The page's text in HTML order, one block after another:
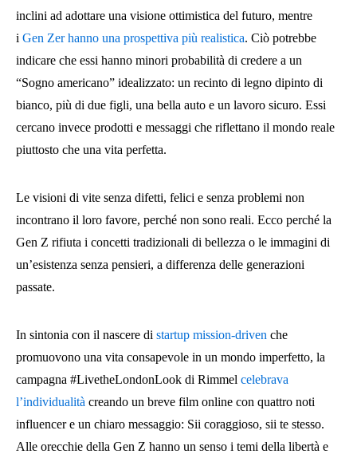
inclini ad adottare una visione ottimistica del futuro, mentre
i Gen Zer hanno una prospettiva più realistica. Ciò potrebbe
indicare che essi hanno minori probabilità di credere a un
“Sogno americano” idealizzato: un recinto di legno dipinto di
bianco, più di due figli, una bella auto e un lavoro sicuro. Essi
cercano invece prodotti e messaggi che riflettano il mondo reale
piuttosto che una vita perfetta.
Le visioni di vite senza difetti, felici e senza problemi non
incontrano il loro favore, perché non sono reali. Ecco perché la
Gen Z rifiuta i concetti tradizionali di bellezza o le immagini di
un’esistenza senza pensieri, a differenza delle generazioni
passate.
In sintonia con il nascere di startup mission-driven che
promuovono una vita consapevole in un mondo imperfetto, la
campagna #LivetheLondonLook di Rimmel celebrava
l’individualità creando un breve film online con quattro noti
influencer e un chiaro messaggio: Sii coraggioso, sii te stesso.
Alle orecchie della Gen Z hanno un senso i temi della libertà e